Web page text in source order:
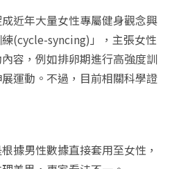
近年大量女性專屬健身觀念興
(cycle-syncing)」，主張女性
容，例如排卵期進行高強度訓
運動。不過，目前相關科學證
據男性數據直接套用至女性，